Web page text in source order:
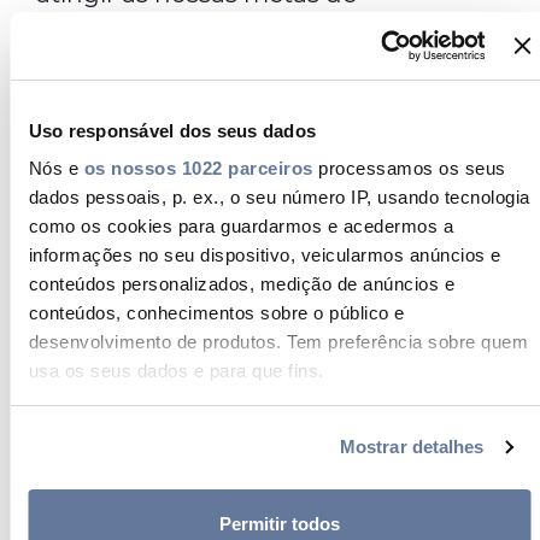
Uso responsável dos seus dados
Nós e os nossos 1022 parceiros processamos os seus
dados pessoais, p. ex., o seu número IP, usando tecnologia
como os cookies para guardarmos e acedermos a
informações no seu dispositivo, veicularmos anúncios e
conteúdos personalizados, medição de anúncios e
conteúdos, conhecimentos sobre o público e
desenvolvimento de produtos. Tem preferência sobre quem
usa os seus dados e para que fins.
geográfica as quais podem ter uma precisão de vários
Mostrar detalhes
Permitir todos
O nosso investimento em
I + D + i sustentável
Saiba mais sobre os nossos
investimentos significativos em
pesquisa e desenvolvimento de
produtos sustentáveis.
Certificações em 2019
Em 2019, foram obtidas seis novas
certificações: quatro de acordo com a
acordo com a ISO 14001. Cerca de 83%